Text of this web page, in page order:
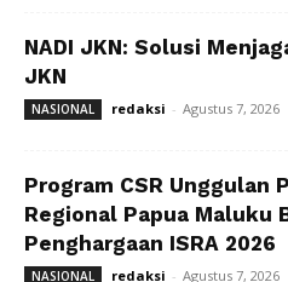
NADI JKN: Solusi
JKN
NASIONAL redaksi - Agustus 7, 2026
Program CSR Unggulan
Regional Papua Maluku
Penghargaan ISRA 2026
NASIONAL redaksi - Agustus 7, 2026